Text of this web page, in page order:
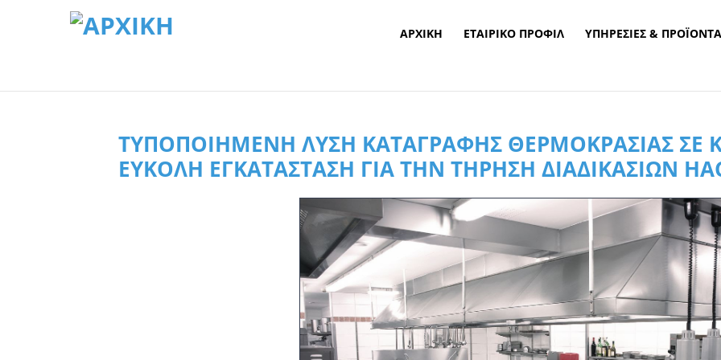
ΑΡΧΙΚΉ ΕΤΑΙΡΙΚΌ ΠΡΟΦΊΛ ΥΠΗΡΕΣΊΕΣ & ΠΡΟΪΌΝΤΑ
ΤΥΠΟΠΟΙΗΜΈΝΗ ΛΎΣΗ ΚΑΤΑΓΡΑΦΉΣ ΘΕΡΜΟΚΡΑΣΊΑΣ ΣΕ
ΕΎΚΟΛΗ ΕΓΚΑΤΆΣΤΑΣΗ ΓΙΑ ΤΗΝ ΤΉΡΗΣΗ ΔΙΑΔΙΚΑΣΙΏΝ